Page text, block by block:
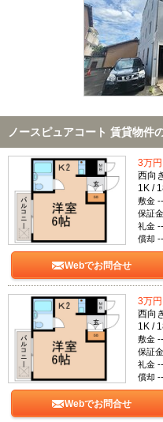
ノースピュアコート 賃貸物件
3万円
西向
1K /
敷金 --
保証
礼金 --
償却 --
Webでお問合せ
3万円
西向
1K /
敷金 --
保証
礼金 --
償却 --
Webでお問合せ